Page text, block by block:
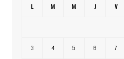
L M M J V
3 4 5 6 7